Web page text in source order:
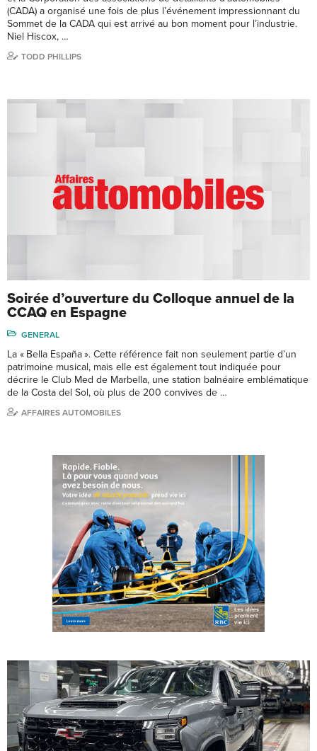
(CADA) a organisé une fois de plus l’événement impressionnant du
Sommet de la CADA qui est arrivé au bon moment pour l’industrie.
Niel Hiscox, …
TODD PHILLIPS
Soirée d’ouverture du Colloque annuel de la
CCAQ en Espagne
GENERAL
La « Bella España ». Cette référence fait non seulement partie d’un
patrimoine musical, mais elle est également tout indiquée pour
décrire le Club Med de Marbella, une station balnéaire emblématique
de la Costa del Sol, où plus de 200 convives de …
AFFAIRES AUTOMOBILES